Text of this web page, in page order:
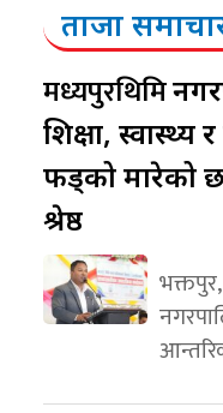
ताजा
मध्यपुरथिमि
शिक्षा, स्वास्थ्य
फड्को मारेको छ
श्रेष्ठ